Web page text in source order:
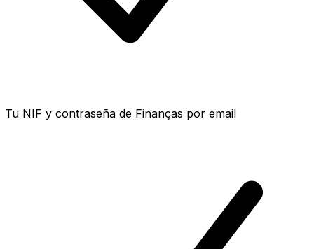
Tu NIF y contraseña de Finanças por email